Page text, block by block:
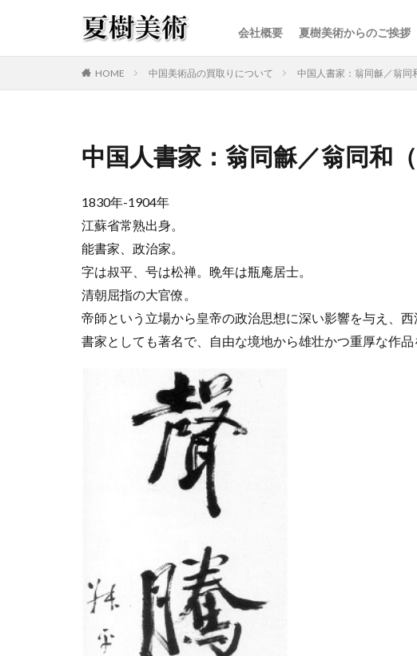
会社概要 夏樹美術からのご挨拶
HOME 中国美術品の買取りについて 中国人書家：翁同龢／翁同
中国人書家：翁同龢／翁同和
1830年-1904年
江蘇省常熟出身。
能書家、政治家。
字は叔平、号は松禅。晩年は瓶庵居士。
清朝屈指の大官僚。
帝師という立場から皇帝の政治思想に深い影響を与え、
書家としても著名で、自由な境地から雄壮かつ重厚な作品